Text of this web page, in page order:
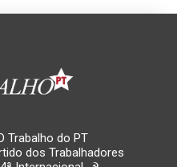
Trabalho do PT
dos Trabalhadores